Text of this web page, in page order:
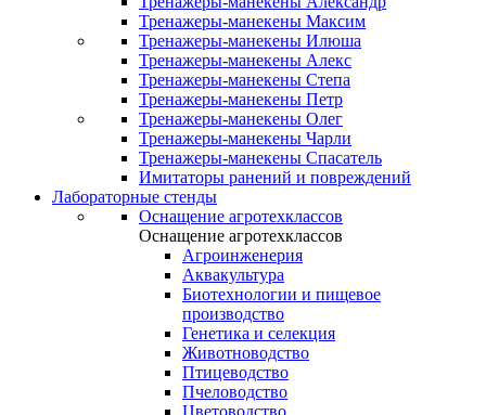
Тренажеры-манекены Максим
Тренажеры-манекены Илюша
Тренажеры-манекены Алекс
Тренажеры-манекены Степа
Тренажеры-манекены Петр
Тренажеры-манекены Олег
Тренажеры-манекены Чарли
Тренажеры-манекены Спасатель
Имитаторы ранений и повреждений
Лабораторные стенды
Оснащение агротехклассов
Оснащение агротехклассов
Агроинженерия
Аквакультура
Биотехнологии и пищевое
производство
Генетика и селекция
Животноводство
Птицеводство
Пчеловодство
Цветоводство